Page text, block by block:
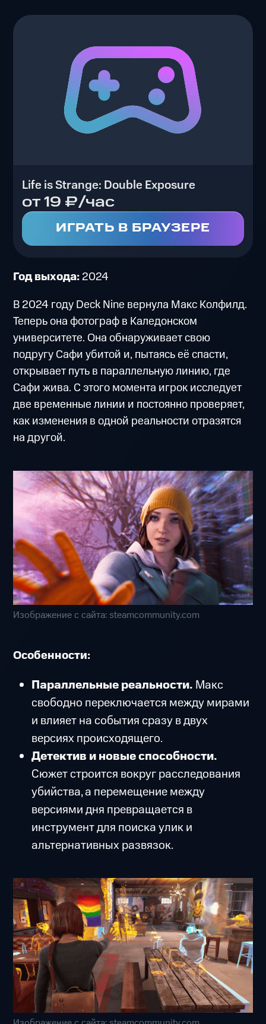
Life is Strange: Double Exposure
от 19 ₽/час
ИГРАТЬ В БРАУЗЕРЕ
Год выхода:2024
В 2024 году Deck Nine вернула Макс Колфилд.
Теперь она фотограф в Каледонском
университете. Она обнаруживает свою
подругу Сафи убитой и, пытаясь её спасти,
открывает путь в параллельную линию, где
Сафи жива. С этого момента игрок исследует
две временные линии и постоянно проверяет,
как изменения в одной реальности отразятся
на другой.
Изображение с сайта: steamcommunity.com
Особенности:
Параллельные реальности. Макс
свободно переключается между мирами
и влияет на события сразу в двух
версиях происходящего.
Детектив и новые способности.
Сюжет строится вокруг расследования
убийства, а перемещение между
версиями дня превращается в
инструмент для поиска улик и
альтернативных развязок.